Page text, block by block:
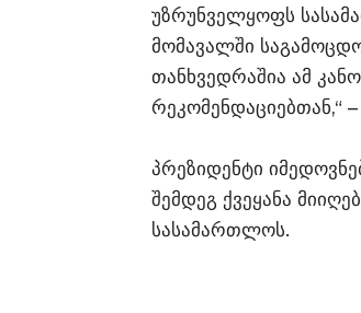
უზრუნველყოფს
მომავალში
თანხვედრაშია ამ
რეკომენდაციებთან,“
პრეზიდენტი
შემდეგ ქვეყანა
სასამართლოს.